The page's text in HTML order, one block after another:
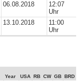
06.08.2018
12:07
Uhr
13.10.2018
11:00
Uhr
Year USA RB CW GB BRD